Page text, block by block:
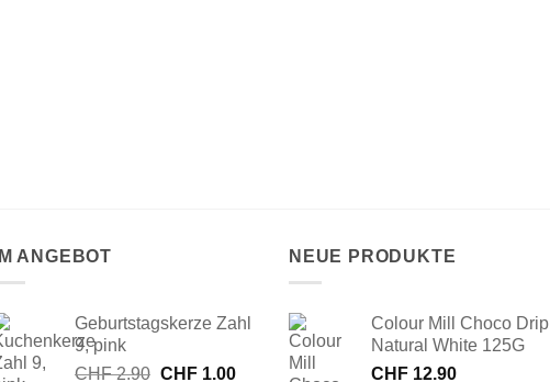
IM ANGEBOT
Geburtstagskerze Zahl
9, pink
CHF2.90 Ursprünglicher
CHF1.00Aktueller
NEUE PRODUKTE
Colour Mill Choco Drip
Natural White 125G
CHF 12.90